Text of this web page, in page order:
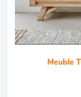
Meuble